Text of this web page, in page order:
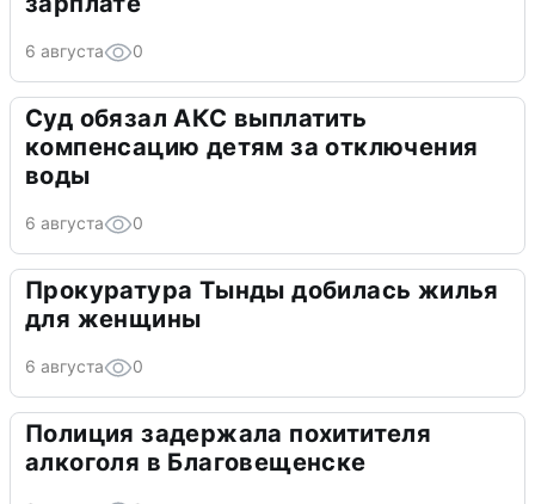
6 августа 0
Суд обязал АКС выплатить
компенсацию детям за отключения
воды
6 августа 0
Прокуратура Тынды добилась жилья
для женщины
6 августа 0
Полиция задержала похитителя
алкоголя в Благовещенске